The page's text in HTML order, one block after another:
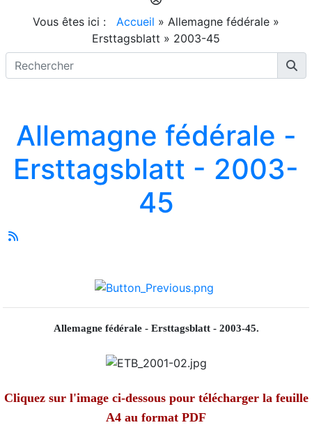
Vous êtes ici : Accueil » Allemagne fédérale »
Ersttagsblatt » 2003-45
Allemagne fédérale -
Ersttagsblatt - 2003-
45
Allemagne fédérale - Ersttagsblatt - 2003-45.
Cliquez sur l'image ci-dessous pour télécharger la feuille
A4 au format PDF